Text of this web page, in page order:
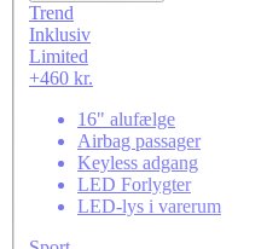
Trend
Inklusiv
Limited
+460 kr.
16" alufælge
Airbag passager
Keyless adgang
LED Forlygter
LED-lys i varerum